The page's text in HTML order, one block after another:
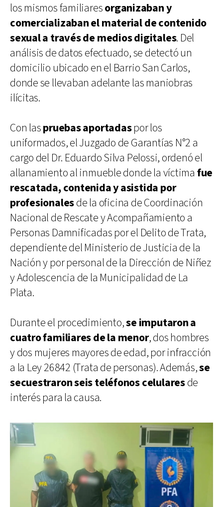
los mismos familiaresorganizaban y
comercializaban el material de contenido
sexual a través de medios digitales. Del
análisis de datos efectuado, se detectó un
domicilio ubicado en el Barrio San Carlos,
donde se llevaban adelante las maniobras
ilícitas.
Con laspruebas aportadaspor los
uniformados, el Juzgado de Garantías N°2 a
cargo del Dr. Eduardo Silva Pelossi, ordenó el
allanamiento al inmueble donde la víctima fue
rescatada, contenida y asistida por
profesionalesde la oficina de Coordinación
Nacional de Rescate y Acompañamiento a
Personas Damnificadas por el Delito de Trata,
dependiente del Ministerio de Justicia de la
Nación y por personal de la Dirección de Niñez
y Adolescencia de la Municipalidad de La
Plata.
Durante el procedimiento,se imputaron a
cuatro familiares de la menor, dos hombres
y dos mujeres mayores de edad, por infracción
a la Ley 26842 (Trata de personas). Además,se
secuestraron seis teléfonos celularesde
interés para la causa.